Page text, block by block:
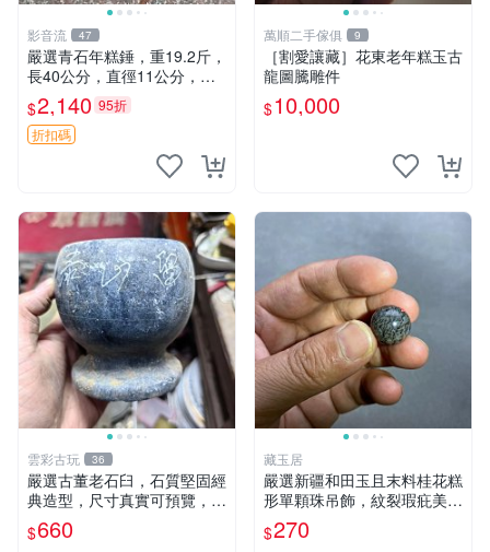
影音流 47
嚴選青石年糕錘，重19.2斤，
長40公分，直徑11公分，石
質精良，做工扎實，自然風味
獨特。適合收藏與實用。 老
物件 青石 年糕槌
$2,140 95折
折扣碼
萬順二手傢俱 9
［割愛讓藏］花東老年糕玉古
龍圖騰雕件
$10,000
雲彩古玩 36
嚴選古董老石臼，石質堅固經
典造型，尺寸真實可預覽，具
歲月風華，適合收藏與使用，
不容錯過石器好物 石臼 古蹟
$660
藏玉居
嚴選新疆和田玉且末料桂花糕
形單顆珠吊飾，紋裂瑕疪美中
不足仍具收藏價值 16 粒裝 桂
花糕 卡珠 吊飾
$270